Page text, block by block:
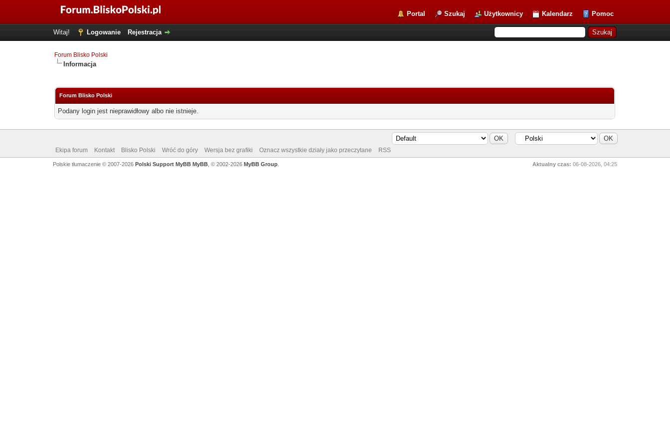
Portal Szukaj Użytkownicy Kalendarz Pomoc
Witaj! Logowanie Rejestracja
Forum Blisko Polski
Informacja
Forum Blisko Polski
Podany login jest nieprawidłowy albo nie istnieje.
Ekipa forum Kontakt Blisko Polski Wróć do góry Wersja bez grafiki Oznacz wszystkie działy jako przeczytane RSS
Aktualny czas: 06-08-2026, 04:25
Polskie tłumaczenie © 2007-2026 Polski Support MyBB MyBB, © 2002-2026 MyBB Group.